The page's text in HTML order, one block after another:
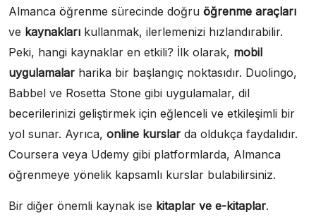
Almanca öğrenme sürecinde doğru öğrenme araçları
ve kaynakları kullanmak, ilerlemenizi hızlandırabilir.
Peki, hangi kaynaklar en etkili? İlk olarak, mobil
uygulamalar harika bir başlangıç noktasıdır. Duolingo,
Babbel ve Rosetta Stone gibi uygulamalar, dil
becerilerinizi geliştirmek için eğlenceli ve etkileşimli bir
yol sunar. Ayrıca, online kurslar da oldukça faydalıdır.
Coursera veya Udemy gibi platformlarda, Almanca
öğrenmeye yönelik kapsamlı kurslar bulabilirsiniz.
Bir diğer önemli kaynak ise kitaplar ve e-kitaplar.